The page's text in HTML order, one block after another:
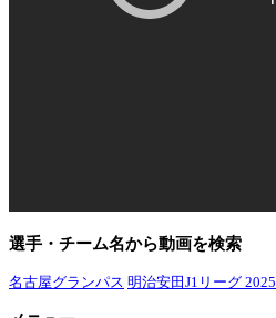
選手・チーム名から動画を検索
名古屋グランパス 明治安田J1リーグ 2025